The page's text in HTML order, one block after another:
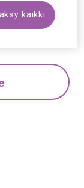
sisältäen
kaikki